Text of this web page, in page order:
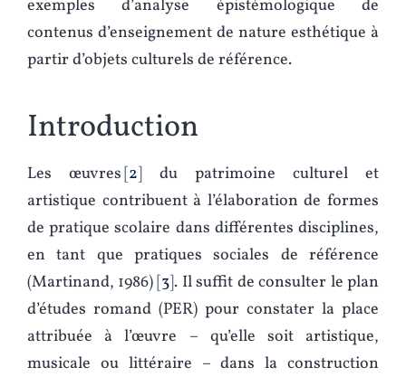
exemples d’analyse épistémologique de
contenus d’enseignement de nature esthétique à
partir d’objets culturels de référence.
Introduction
Les œuvres 2
du patrimoine culturel et
artistique contribuent à l’élaboration de formes
de pratique scolaire dans différentes disciplines,
en tant que pratiques sociales de référence
(Martinand, 1986) 3 . Il suffit de consulter le plan
d’études romand (PER) pour constater la place
attribuée à l’œuvre ­– qu’elle soit artistique,
musicale ou littéraire – dans la construction